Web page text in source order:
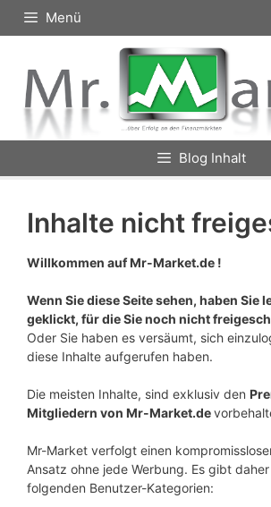
Inhalt
Menü
Blog Inhalt
Inhalte nicht
Willkommen auf Mr-Market.de !
Wenn Sie diese Seite sehen, haben Sie
geklickt, für die Sie noch nicht
Oder Sie haben es versäumt, sich
diese Inhalte aufgerufen haben.
Die meisten Inhalte, sind exklusiv den
Mitgliedern von Mr-Market.de
Mr-Market verfolgt einen
Ansatz ohne jede Werbung. Es gibt
folgenden Benutzer-Kategorien: